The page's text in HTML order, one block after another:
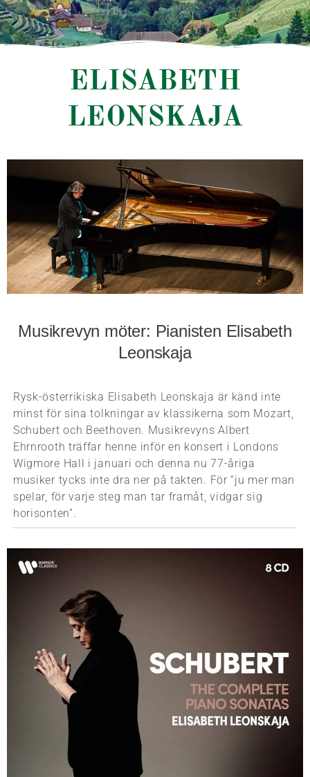
ELISABETH
LEONSKAJA
Musikrevyn möter: Pianisten Elisabeth
Leonskaja
Rysk-österrikiska Elisabeth Leonskaja är känd inte
minst för sina tolkningar av klassikerna som Mozart,
Schubert och Beethoven. Musikrevyns Albert
Ehrnrooth träffar henne inför en konsert i Londons
Wigmore Hall i januari och denna nu 77-åriga
musiker tycks inte dra ner på takten. För “ju mer man
spelar, för varje steg man tar framåt, vidgar sig
horisonten”.